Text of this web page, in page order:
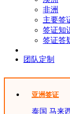
非洲
主要签
签证知
签证答
团队定制
亚洲签证
泰国 马来